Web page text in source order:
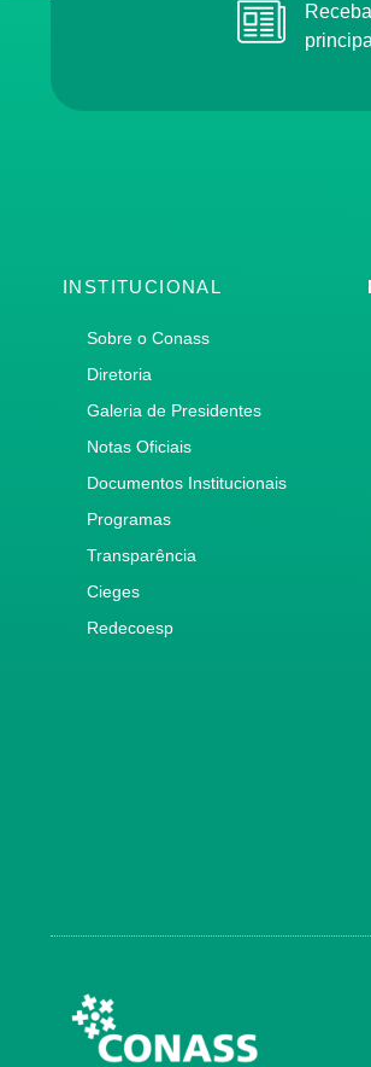
Receba o conteúdo semanal do Conass com as
INSTITUCIONAL
Sobre o Conass
Diretoria
Galeria de Presidentes
Notas Oficiais
Documentos Institucionais
Programas
Transparência
Cieges
Redecoesp